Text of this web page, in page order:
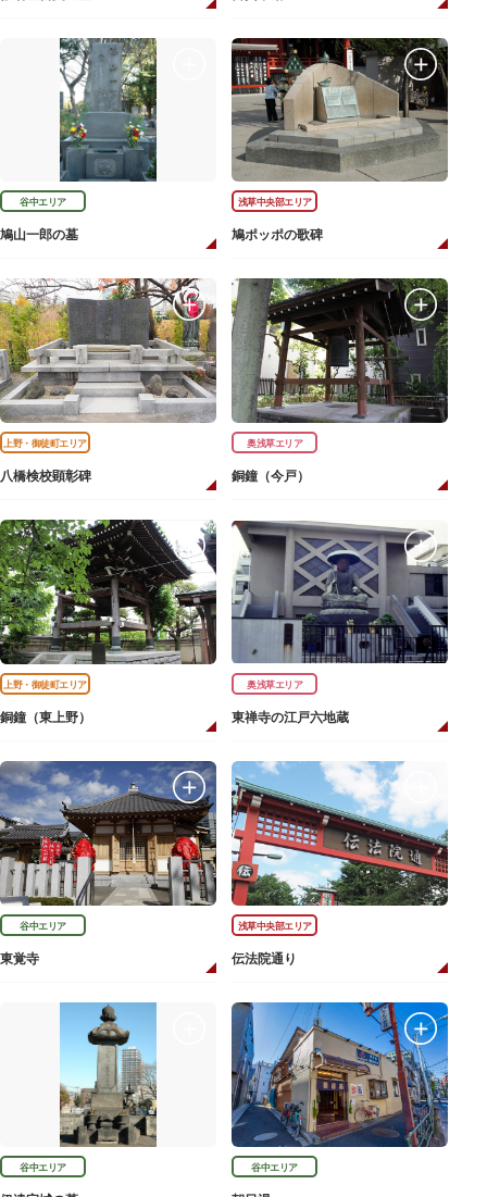
谷中エリア
鳩山一郎の墓
浅草中央部エリア
鳩ポッポの歌碑
上野・御徒町エリア
八橋検校顕彰碑
奥浅草エリア
銅鐘（今戸）
上野・御徒町エリア
銅鐘（東上野）
奥浅草エリア
東禅寺の江戸六地蔵
谷中エリア
東覚寺
浅草中央部エリア
伝法院通り
谷中エリア 谷中エリア